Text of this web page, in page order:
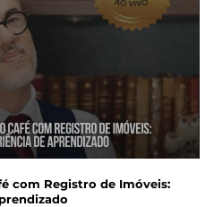
com Registro de Imóveis: